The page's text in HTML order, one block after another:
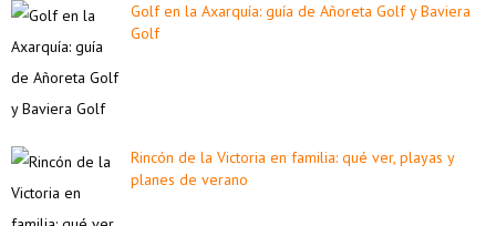
Golf en la Axarquía: guía de Añoreta Golf y Baviera
Golf
Rincón de la Victoria en familia: qué ver, playas y
planes de verano